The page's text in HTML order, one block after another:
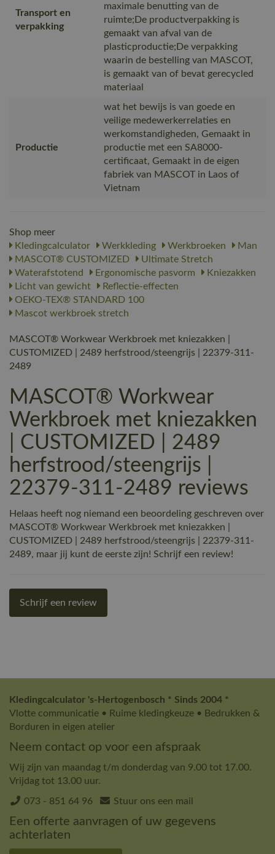
Transport en
verpakking
maximale benutting van de
ruimte;De productverpakking is
gemaakt van afval van de
plasticproductie;De verpakking
waarin de bestelling van MASCOT,
is gemaakt van of bevat gerecycled
materiaal
Productie
wat het bewijs is van goede en
veilige medewerkerrelaties en
werkomstandigheden, Gemaakt in
productie met een SA8000-
certificaat, Gemaakt in de eigen
fabriek van MASCOT in Laos of
Vietnam
Shop meer
Kledingcalculator
Werkkleding Werkbroeken
Man
MASCOT® CUSTOMIZED
Ultimate Stretch
Waterafstotend
Ergonomische pasvorm
Kniezakken
Licht van gewicht
Reflectie-effecten
OEKO-TEX® STANDARD 100
Mascot werkbroek stretch
MASCOT® Workwear Werkbroek met kniezakken |
CUSTOMIZED | 2489 herfstrood/steengrijs | 22379-311-
2489
MASCOT® Workwear
Werkbroek met kniezakken
| CUSTOMIZED | 2489
herfstrood/steengrijs |
22379-311-2489 reviews
Helaas heeft nog niemand een beoordeling geschreven over
MASCOT® Workwear Werkbroek met kniezakken |
CUSTOMIZED | 2489 herfstrood/steengrijs | 22379-311-
2489, maar jij kunt de eerste zijn! Schrijf een review!
Schrijf een review
Kledingcalculator 's-Hertogenbosch * Sinds 2004 *
Vlotte communicatie • Ruime kledingkeuze • Bedrukken &
Borduren in eigen atelier
Neem contact op voor een afspraak
Wij zijn van maandag t/m donderdag van 9.00 tot 17.00.
Vrijdag tot 13.00 uur.
073 - 851 64 96 Stuur ons een mail
Een offerte aanvragen of uw gegevens
achterlaten